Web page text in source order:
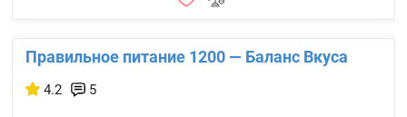
Правильное питание 1200 — Баланс Вкуса
4.2 5